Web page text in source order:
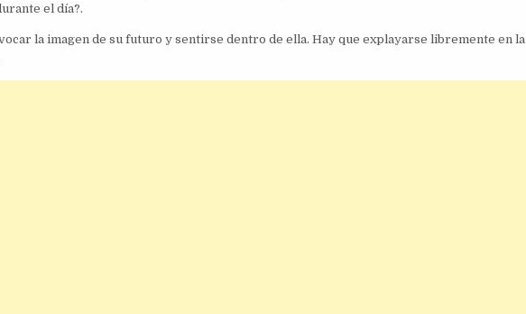
el día?.
la imagen de su futuro y sentirse dentro de ella. Hay que explayarse libremente en la